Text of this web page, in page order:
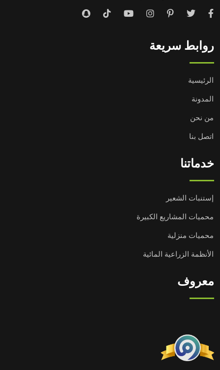
روابط سريعة
الرئيسية
المدونة
من نحن
اتصل بنا
خدماتنا
إستنبات الشعير
محميات المشاريع الكبيرة
محميات منزلية
الأنظمة الزراعية المائية
معروف